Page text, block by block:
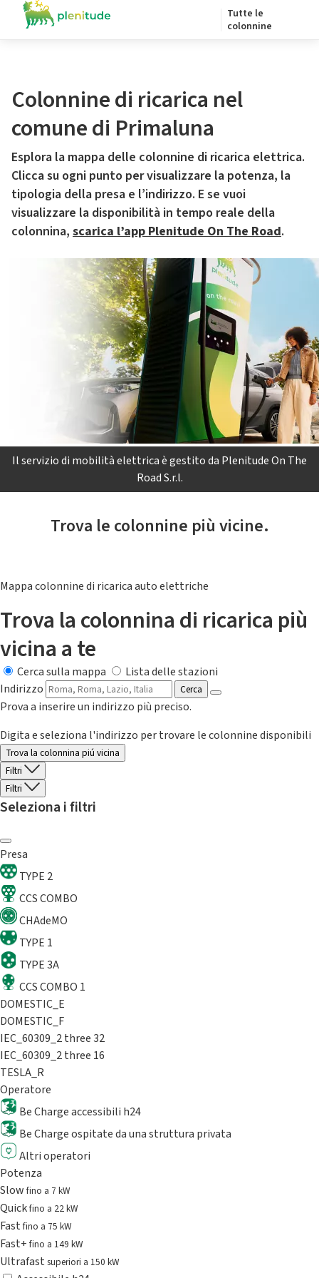
Tutte le
colonnine
Colonnine di ricarica nel
comune di Primaluna
Esplora la mappa delle colonnine di ricarica elettrica.
Clicca su ogni punto per visualizzare la potenza, la
tipologia della presa e l’indirizzo. E se vuoi
visualizzare la disponibilità in tempo reale della
colonnina, scarica l’app Plenitude On The Road.
Il servizio di mobilità elettrica è gestito da Plenitude On The
Road S.r.l.
Trova le colonnine più vicine.
Mappa colonnine di ricarica auto elettriche
Trova la colonnina di ricarica più
vicina a te
Cerca sulla mappa
Lista delle stazioni
Indirizzo
Cerca
Prova a inserire un indirizzo più preciso.
Digita e seleziona l'indirizzo per trovare le colonnine disponibili
Trova la colonnina piú vicina
Filtri
Filtri
Seleziona i filtri
Presa
TYPE 2
CCS COMBO
CHAdeMO
TYPE 1
TYPE 3A
CCS COMBO 1
DOMESTIC_E
DOMESTIC_F
IEC_60309_2 three 32
IEC_60309_2 three 16
TESLA_R
Operatore
Be Charge accessibili h24
Be Charge ospitate da una struttura privata
Altri operatori
Potenza
Slowfino a 7 kW
Quickfino a 22 kW
Fastfino a 75 kW
Fast+fino a 149 kW
Ultrafast superiori a 150 kW